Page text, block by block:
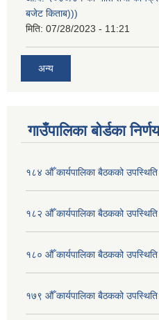
बजेट किताब)))
मिति: 07/28/2023 - 11:21
अन्य
गाउँपालिका बोर्डका
१८४ औँ कार्यपालिका बैठकको उपस्थिति
१८२ औँ कार्यपालिका बैठकको उपस्थिति
१८० औँ कार्यपालिका बैठकको उपस्थिति
१७९ औँ कार्यपालिका बैठकको उपस्थिति